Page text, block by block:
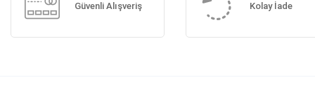
Güvenli Alışveriş Kolay İade